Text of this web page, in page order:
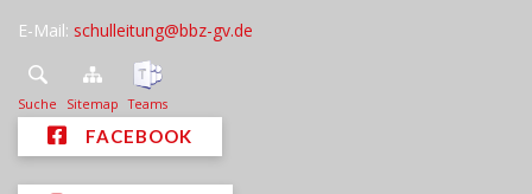
E-Mail: schulleitung@bbz-gv.de
Suche Sitemap Teams
FACEBOOK